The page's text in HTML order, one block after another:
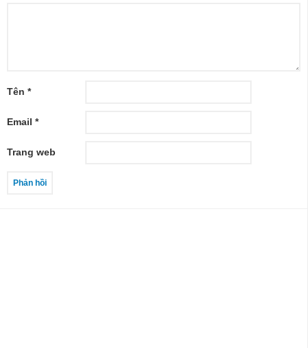
Tên *
Email *
Trang web